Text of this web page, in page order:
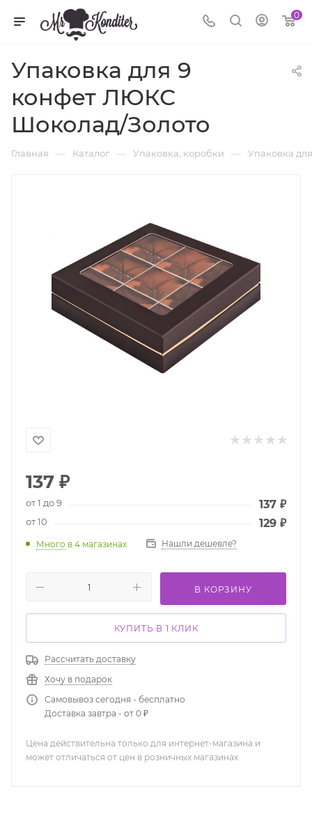
0
Упаковка для 9
конфет ЛЮКС
Шоколад/Золото
Главная — Каталог — Упаковка, коробки — Упаковка
137 ₽
от 1 до 9 137 ₽
от 10 129 ₽
Много в 4 магазинах Нашли дешевле?
В КОРЗИНУ
КУПИТЬ В 1 КЛИК
Рассчитать доставку
Хочу в подарок
Самовывоз сегодня - бесплатно
Доставка завтра - от 0 ₽
Цена действительна только для интернет-магазина и
может отличаться от цен в розничных магазинах